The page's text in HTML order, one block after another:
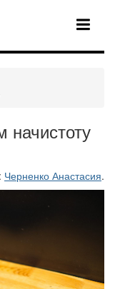
начистоту
: Черненко Анастасия.